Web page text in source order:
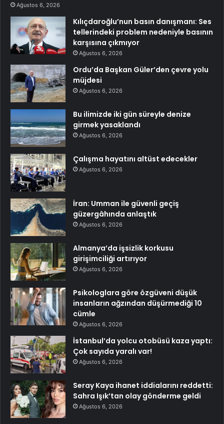
Ağustos 6, 2026
Kılıçdaroğlu’nun basın danışmanı: Ses
tellerindeki problem nedeniyle basının
karşısına çıkmıyor
Ağustos 6, 2026
Ordu’da Başkan Güler’den çevre yolu
müjdesi
Ağustos 6, 2026
Bu ilimizde iki gün süreyle denize
girmek yasaklandı
Ağustos 6, 2026
Çalışma hayatını altüst edecekler
Ağustos 6, 2026
İran: Umman ile güvenli geçiş
güzergâhında anlaştık
Ağustos 6, 2026
Almanya’da işsizlik korkusu
girişimciliği artırıyor
Ağustos 6, 2026
Psikologlara göre özgüveni düşük
insanların ağzından düşürmediği 10
cümle
Ağustos 6, 2026
İstanbul’da yolcu otobüsü kaza yaptı:
Çok sayıda yaralı var!
Ağustos 6, 2026
Seray Kaya ihanet iddialarını reddetti:
Sahra Işık’tan olay gönderme geldi
Ağustos 6, 2026